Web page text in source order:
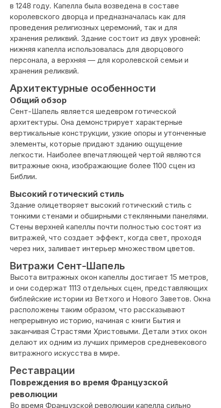
в 1248 году. Капелла была возведена в составе
королевского дворца и предназначалась как для
проведения религиозных церемоний, так и для
хранения реликвий. Здание состоит из двух уровней:
нижняя капелла использовалась для дворцового
персонала, а верхняя — для королевской семьи и
хранения реликвий.
Архитектурные особенности
Общий обзор
Сент-Шапель является шедевром готической
архитектуры. Она демонстрирует характерные
вертикальные конструкции, узкие опоры и утонченные
элементы, которые придают зданию ощущение
легкости. Наиболее впечатляющей чертой являются
витражные окна, изображающие более 1100 сцен из
Библии.
Высокий готический стиль
Здание олицетворяет высокий готический стиль с
тонкими стенами и обширными стеклянными панелями.
Стены верхней капеллы почти полностью состоят из
витражей, что создает эффект, когда свет, проходя
через них, заливает интерьер множеством цветов.
Витражи Сент-Шапель
Высота витражных окон капеллы достигает 15 метров,
и они содержат 1113 отдельных сцен, представляющих
библейские истории из Ветхого и Нового Заветов. Окна
расположены таким образом, что рассказывают
непрерывную историю, начиная с книги Бытия и
заканчивая Страстями Христовыми. Детали этих окон
делают их одним из лучших примеров средневекового
витражного искусства в мире.
Реставрации
Повреждения во время Французской
революции
Во время Французской революции капелла сильно